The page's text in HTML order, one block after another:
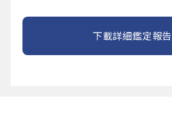
下載詳細鑑定報告